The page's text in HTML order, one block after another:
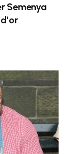
Semenya